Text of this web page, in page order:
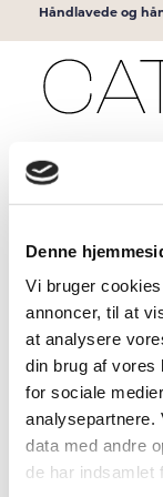
Denne
Vi bruger
annoncer, til at
at analysere
din brug af vores
for sociale
analysepartnere.
data med andre
de har indsamlet
Håndlavede og
Sortering
Sailor –
1.200,00kr.